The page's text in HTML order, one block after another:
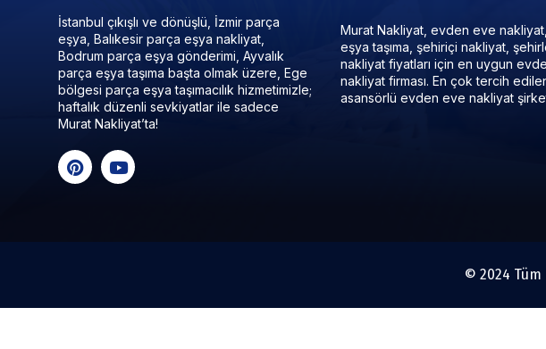
İstanbul çıkışlı ve dönüşlü, İzmir parça
eşya, Balıkesir parça eşya nakliyat,
Bodrum parça eşya gönderimi, Ayvalık
parça eşya taşıma başta olmak üzere, Ege
bölgesi parça eşya taşımacılık hizmetimizle;
haftalık düzenli sevkiyatlar ile sadece
Murat Nakliyat’ta!
Murat Nakliyat, evden eve
eşya taşıma, şehiriçi nakliyat,
nakliyat fiyatları için en uygun
nakliyat firması. En çok tercih
asansörlü evden eve nakliyat
© 2024 Tüm